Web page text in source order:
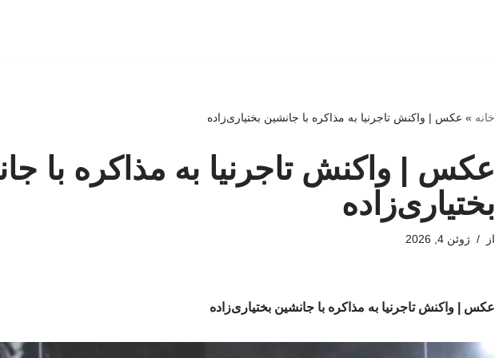
خانه » عکس | واکنش تاجرنیا به مذاکره با جانشین بختیاری‌زاده
عکس | واکنش تاجرنیا به مذاکره با
بختیاری‌زاده
از ژوئن 4, 2026
عکس | واکنش تاجرنیا به مذاکره با جانشین بختیاری‌زاده